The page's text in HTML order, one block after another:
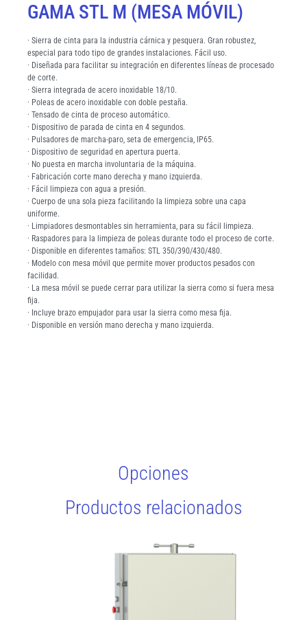
GAMA STL M (MESA MÓVIL)
· Sierra de cinta para la industria cárnica y pesquera. Gran robustez,
especial para todo tipo de grandes instalaciones. Fácil uso.
· Diseñada para facilitar su integración en diferentes líneas de procesado
de corte.
· Sierra integrada de acero inoxidable 18/10.
· Poleas de acero inoxidable con doble pestaña.
· Tensado de cinta de proceso automático.
· Dispositivo de parada de cinta en 4 segundos.
· Pulsadores de marcha-paro, seta de emergencia, IP65.
· Dispositivo de seguridad en apertura puerta.
· No puesta en marcha involuntaria de la máquina.
· Fabricación corte mano derecha y mano izquierda.
· Fácil limpieza con agua a presión.
· Cuerpo de una sola pieza facilitando la limpieza sobre una capa
uniforme.
· Limpiadores desmontables sin herramienta, para su fácil limpieza.
· Raspadores para la limpieza de poleas durante todo el proceso de corte.
· Disponible en diferentes tamaños: STL 350/390/430/480.
· Modelo con mesa móvil que permite mover productos pesados con
facilidad.
· La mesa móvil se puede cerrar para utilizar la sierra como si fuera mesa
fija.
· Incluye brazo empujador para usar la sierra como mesa fija.
· Disponible en versión mano derecha y mano izquierda.
Opciones
Productos relacionados